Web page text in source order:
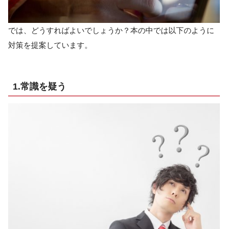
では、どうすればよいでしょうか？本の中では以下のように
対策を提案しています。
1.常識を疑う